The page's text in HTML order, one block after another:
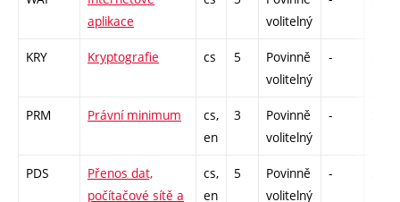
aplikace
volitelný
KRY Kryptografie cs 5
Povinně
volitelný
-
PRM Právní minimum
cs,
en
3
Povinně
volitelný
-
PDS
Přenos dat,
počítačové sítě a
cs,
en
5
Povinně
volitelný
-